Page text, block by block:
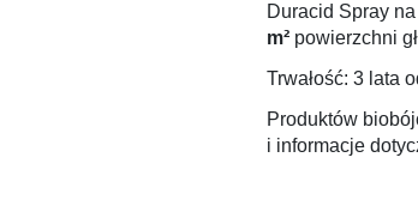
Duracid Spray
m² powierzchni
Trwałość: 3 lata
Produktów
i informacje